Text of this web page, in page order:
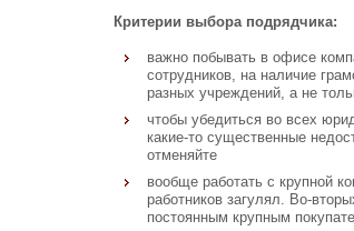
Критерии выбора подрядчика:
важно побывать в офисе
сотрудников, на наличие
разных учреждений, а не
чтобы убедиться во всех
какие-то существенные
отменяйте
вообще работать с крупной
работников загулял. Во-
постоянным крупным